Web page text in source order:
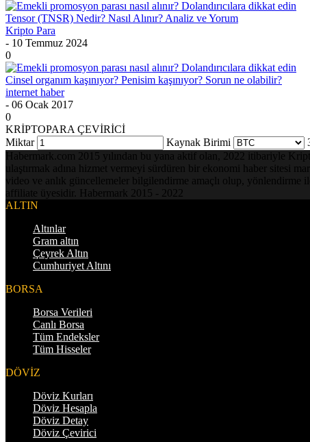
Tensor (TNSR) Nedir? Nasıl Alınır? Analiz ve Yorum
Kripto Para
- 10 Temmuz 2024
0
Cinsel organım kaşınıyor? Penisim kaşınıyor? Sorun ne olabilir?
internet haber
- 06 Ocak 2017
0
KRİPTOPARA ÇEVİRİCİ
Miktar
Kaynak Birimi
Habermark.com 2015 yılından bu yana aktif olan, 2022 itibariyle
ulaştırmak adına hizmet vermeyi sürdüren bir ekonomi haber sitesi
video ve anlık güncellemeler bilgilendirme amaçlı olup, yönlendirme
affiliate üyesidir. Habermark 2015 - 2022
ALTIN
Altınlar
Gram altın
Çeyrek Altın
Cumhuriyet Altını
BORSA
Borsa Verileri
Canlı Borsa
Tüm Endeksler
Tüm Hisseler
DÖVİZ
Döviz Kurları
Döviz Hesapla
Döviz Detay
Döviz Çevirici